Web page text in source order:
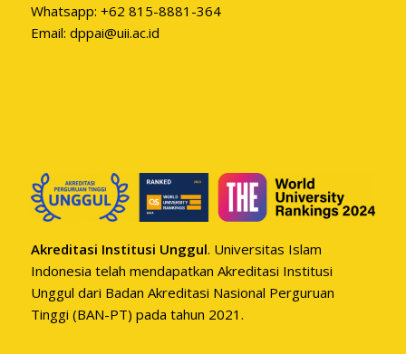
Whatsapp: +62 815-8881-364
Email: dppai@uii.ac.id
Akreditasi Institusi Unggul. Universitas Islam
Indonesia telah mendapatkan Akreditasi Institusi
Unggul dari Badan Akreditasi Nasional Perguruan
Tinggi (BAN-PT) pada tahun 2021.